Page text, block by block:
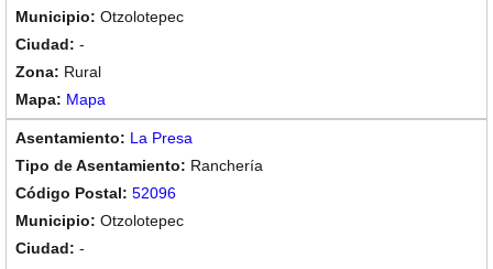
Otzolotepec
-
Rural
Mapa
La Presa
Ranchería
52096
Otzolotepec
-